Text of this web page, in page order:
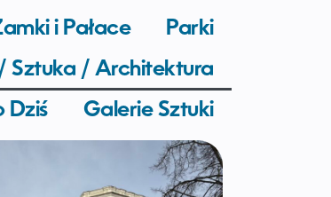
i Pałace
Parki
Sztuka / Architektura
Dziś Galerie Sztuki